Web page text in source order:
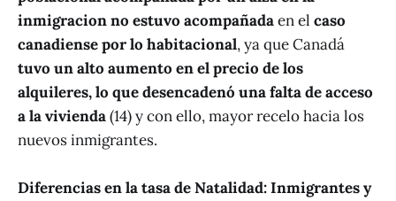
inmigracionno estuvo acompañadaen el caso
canadiense por lo habitacional, ya que Canadá
tuvo un alto aumento en el precio de los
alquileres, lo que desencadenó una falta de acceso
a la vivienda(14) y con ello, mayor recelo hacia los
nuevos inmigrantes.
Diferencias en la tasa de Natalidad: Inmigrantes y